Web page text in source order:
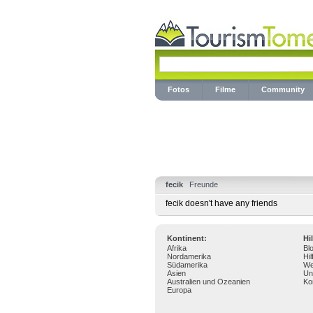
Fotos Filme Community
fecik Freunde
fecik doesn't have any friends
Kontinent:
Afrika
Nordamerika
Südamerika
Asien
Australien und Ozeanien
Europa